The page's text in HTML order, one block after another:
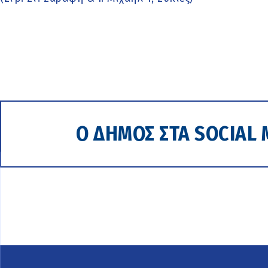
Ο ΔΗΜΟΣ ΣΤΑ SOCIAL